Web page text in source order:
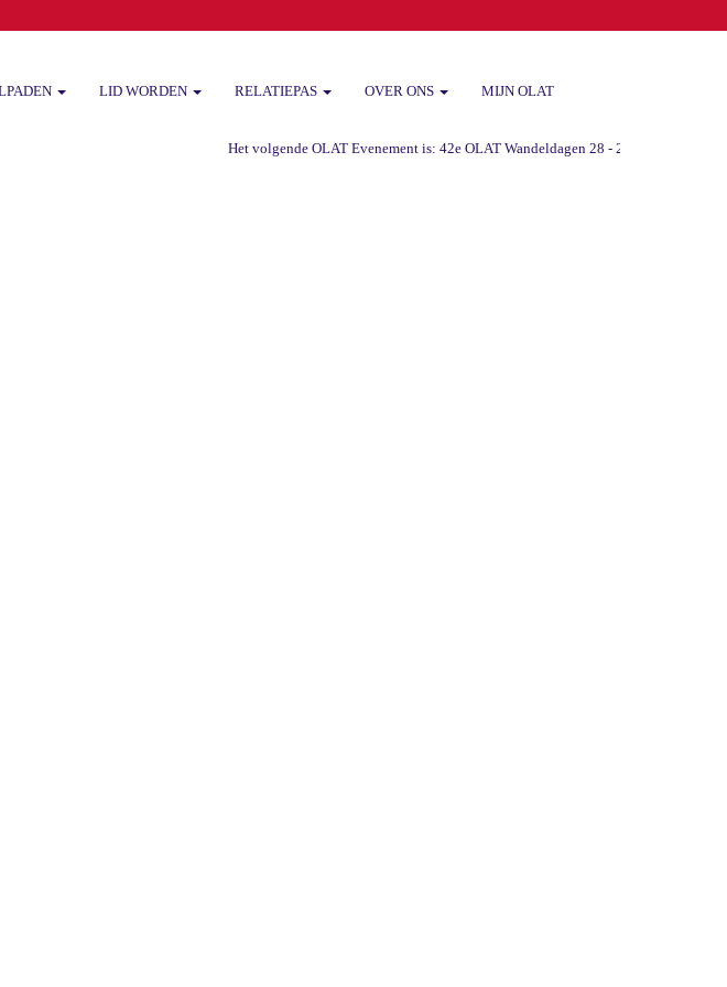
LID WORDEN RELATIEPAS OVER ONS MIJN OLAT
Het volgende OLAT Evenement is: 42e OLAT Wandeldagen 28 - 29 -30 augustus